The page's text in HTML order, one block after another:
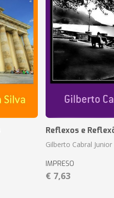
Reflexos e
Gilberto Cabral Junior
IMPRESO
€ 7,63